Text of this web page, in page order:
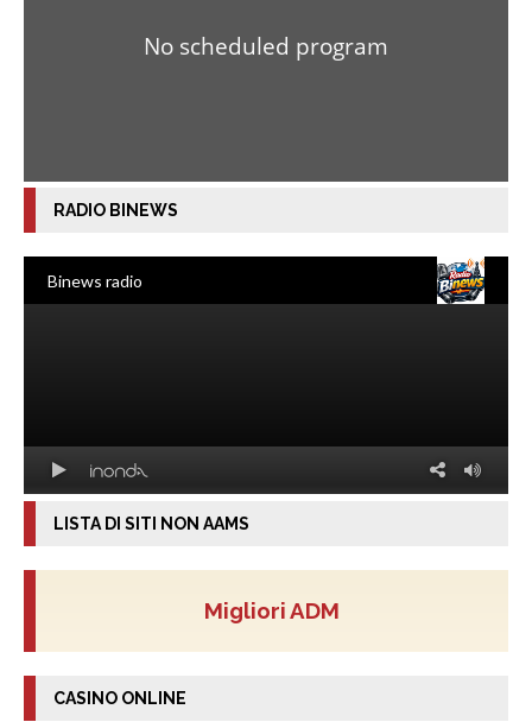
RADIO BINEWS
LISTA DI SITI NON AAMS
Migliori ADM
CASINO ONLINE